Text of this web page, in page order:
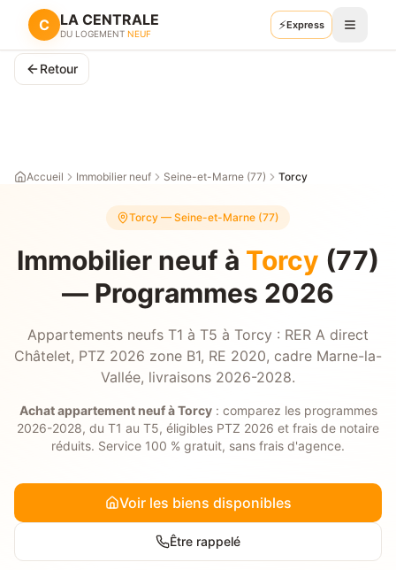
Retour
C LA CENTRALE
DU LOGEMENT NEUF
⚡Express
Retour
Accueil Immobilier neuf Seine-et-Marne (77) Torcy
Torcy — Seine-et-Marne (77)
Immobilier neuf à Torcy (77)
— Programmes 2026
Appartements neufs T1 à T5 à Torcy : RER A direct
Châtelet, PTZ 2026 zone B1, RE 2020, cadre Marne-la-
Vallée, livraisons 2026-2028.
Achat appartement neuf àTorcy: comparez les programmes
2026-2028, du T1 au T5, éligibles PTZ 2026 et frais de notaire
réduits. Service 100 % gratuit, sans frais d'agence.
Voir les biens disponibles
Être rappelé
Recevoir mes plans